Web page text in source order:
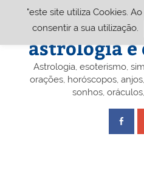
Portal
astrologia e
Astrologia, esoterismo,
orações, horóscopos,
sonhos,
"este site utiliza Cookies.
consentir a sua utilização.